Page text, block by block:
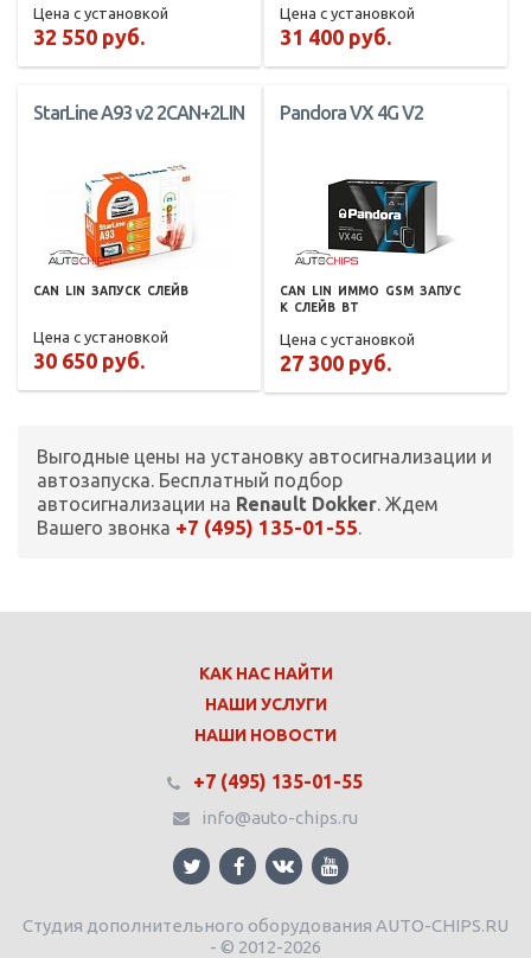
Цена с установкой
32 550 руб.
Цена с установкой
31 400 руб.
StarLine A93 v2 2CAN+2LIN
CAN LIN ЗАПУСК СЛЕЙВ
Цена с установкой
30 650 руб.
Pandora VX 4G V2
CAN LIN ИММО GSM ЗАПУС
К СЛЕЙВ BT
Цена с установкой
27 300 руб.
Выгодные цены на установку автосигнализации и
автозапуска. Бесплатный подбор
автосигнализации на Renault Dokker. Ждем
Вашего звонка +7 (495) 135-01-55.
КАК НАС НАЙТИ
НАШИ УСЛУГИ
НАШИ НОВОСТИ
+7 (495) 135-01-55
info@auto-chips.ru
Студия дополнительного оборудования AUTO-CHIPS.RU
- © 2012-2026